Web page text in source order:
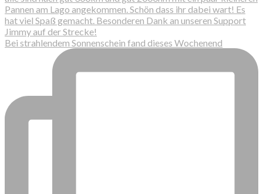
Bei strahlendem Sonnenschein fand dieses Wochenend